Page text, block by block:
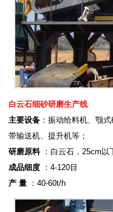
白云石细砂研磨生产线
主要设备 ：振动给料机、颚
带输送机、提升机等；
研磨原料：白云石，25cm以
成品细度 ：4-120目
产 量 ：40-60t/h